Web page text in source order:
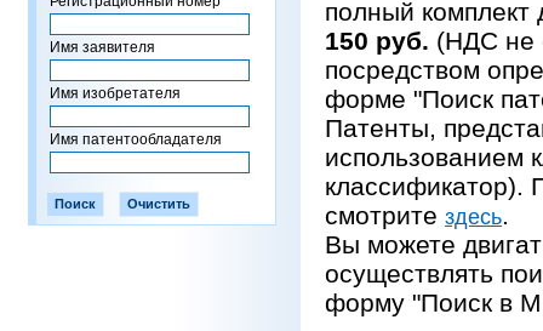
Имя заявителя
Имя изобретателя
Имя патентообладателя
полный комплект
150 руб. (НДС не
посредством
форме "Поиск
Патенты,
использованием
классификатор).
смотрите здесь.
Вы можете
осуществлять
форму "Поиск в